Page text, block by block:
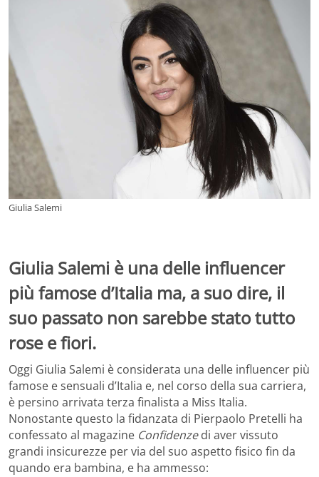
Giulia Salemi
Giulia Salemi è una delle influencer
più famose d’Italia ma, a suo dire, il
suo passato non sarebbe stato tutto
rose e fiori.
Oggi Giulia Salemi è considerata una delle influencer più
famose e sensuali d’Italia e, nel corso della sua carriera,
è persino arrivata terza finalista a Miss Italia.
Nonostante questo la fidanzata di Pierpaolo Pretelli ha
confessato al magazine Confidenzedi aver vissuto
grandi insicurezze per via del suo aspetto fisico fin da
quando era bambina, e ha ammesso: